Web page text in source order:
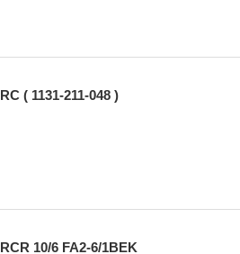
( 1131-211-048 )
10/6 FA2-6/1BEK